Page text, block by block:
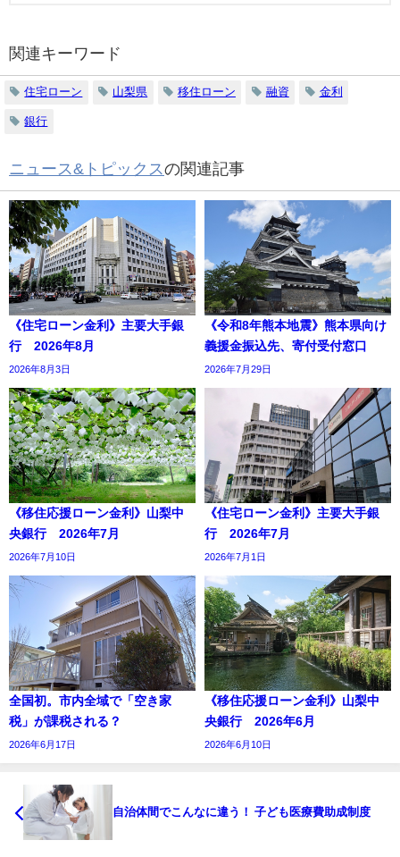
関連キーワード
住宅ローン 山梨県 移住ローン 融資 金利
銀行
ニュース&トピックスの関連記事
《住宅ローン金利》主要大手銀
行 2026年8月
2026年8月3日
《令和8年熊本地震》熊本県向け
義援金振込先、寄付受付窓口
2026年7月29日
《移住応援ローン金利》山梨中
央銀行 2026年7月
2026年7月10日
《住宅ローン金利》主要大手銀
行 2026年7月
2026年7月1日
全国初。市内全域で「空き家
税」が課税される？
2026年6月17日
《移住応援ローン金利》山梨中
央銀行 2026年6月
2026年6月10日
自治体間でこんなに違う！ 子ども医療費助成制度